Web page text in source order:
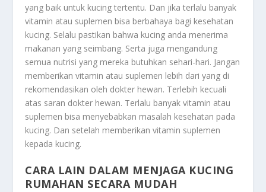
yang baik untuk kucing tertentu. Dan jika terlalu banyak
vitamin atau suplemen bisa berbahaya bagi kesehatan
kucing. Selalu pastikan bahwa kucing anda menerima
makanan yang seimbang. Serta juga mengandung
semua nutrisi yang mereka butuhkan sehari-hari. Jangan
memberikan vitamin atau suplemen lebih dari yang di
rekomendasikan oleh dokter hewan. Terlebih kecuali
atas saran dokter hewan. Terlalu banyak vitamin atau
suplemen bisa menyebabkan masalah kesehatan pada
kucing. Dan setelah memberikan vitamin suplemen
kepada kucing.
CARA LAIN DALAM MENJAGA KUCING
RUMAHAN SECARA MUDAH